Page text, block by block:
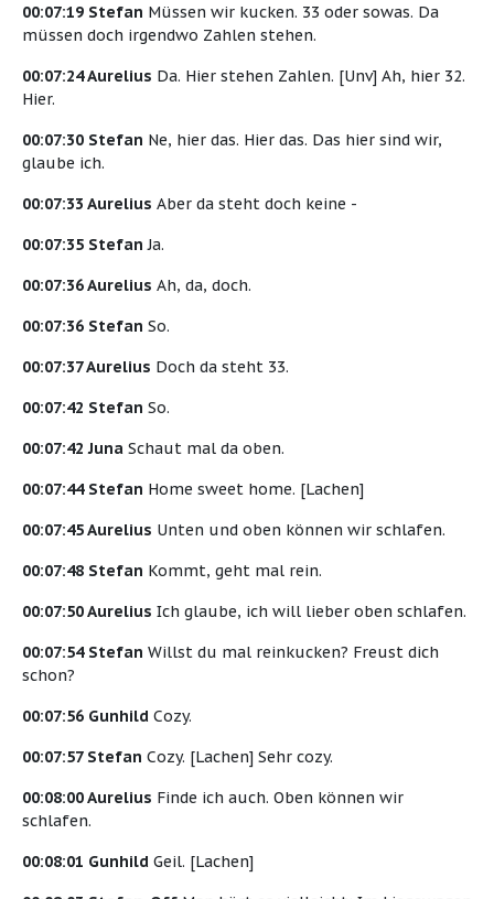
00:07:19 Stefan Müssen wir kucken. 33 oder sowas. Da
müssen doch irgendwo Zahlen stehen.
00:07:24 Aurelius Da. Hier stehen Zahlen. [Unv] Ah, hier 32.
Hier.
00:07:30 Stefan Ne, hier das. Hier das. Das hier sind wir,
glaube ich.
00:07:33 Aurelius Aber da steht doch keine -
00:07:35 Stefan Ja.
00:07:36 Aurelius Ah, da, doch.
00:07:36 Stefan So.
00:07:37 Aurelius Doch da steht 33.
00:07:42 Stefan So.
00:07:42 Juna Schaut mal da oben.
00:07:44 Stefan Home sweet home. [Lachen]
00:07:45 Aurelius Unten und oben können wir schlafen.
00:07:48 Stefan Kommt, geht mal rein.
00:07:50 Aurelius Ich glaube, ich will lieber oben schlafen.
00:07:54 Stefan Willst du mal reinkucken? Freust dich
schon?
00:07:56 Gunhild Cozy.
00:07:57 Stefan Cozy. [Lachen] Sehr cozy.
00:08:00 Aurelius Finde ich auch. Oben können wir
schlafen.
00:08:01 Gunhild Geil. [Lachen]